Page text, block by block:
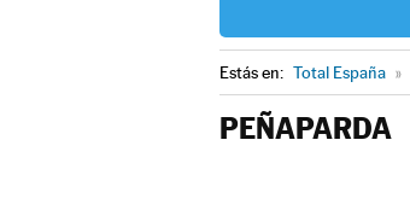
Estás en: Total España »
PEÑAPARDA